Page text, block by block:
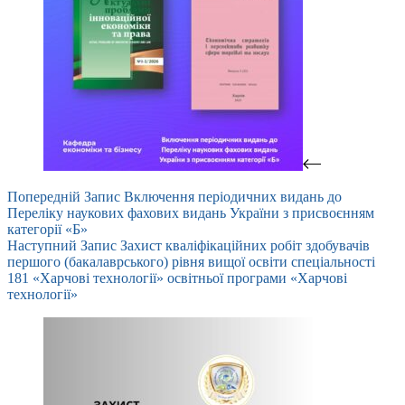
Попередній Запис Включення періодичних видань до
Переліку наукових фахових видань України з присвоєнням
категорії «Б»
Наступний Запис Захист кваліфікаційних робіт здобувачів
першого (бакалаврського) рівня вищої освіти спеціальності
181 «Харчові технології» освітньої програми «Харчові
технології»